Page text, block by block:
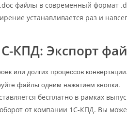
файлы в современный формат
устанавливается раз и
КПД: Экспорт
или долгих процессов
файлы одним нажатием кнопки.
бесплатно в рамках
от компании 1С-КПД. Вы